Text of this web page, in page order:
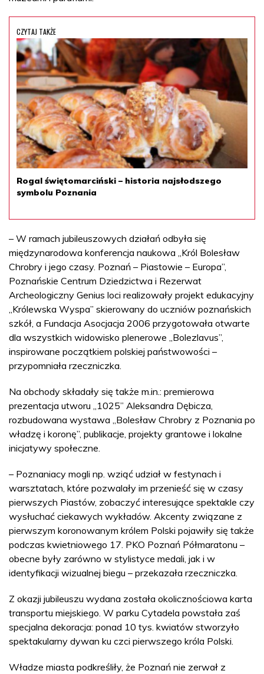
CZYTAJ TAKŻE
Rogal świętomarciński – historia najsłodszego
symbolu Poznania
– W ramach jubileuszowych działań odbyła się
międzynarodowa konferencja naukowa „Król Bolesław
Chrobry i jego czasy. Poznań – Piastowie – Europa”,
Poznańskie Centrum Dziedzictwa i Rezerwat
Archeologiczny Genius loci realizowały projekt edukacyjny
„Królewska Wyspa” skierowany do uczniów poznańskich
szkół, a Fundacja Asocjacja 2006 przygotowała otwarte
dla wszystkich widowisko plenerowe „Bolezlavus”,
inspirowane początkiem polskiej państwowości –
przypomniała rzeczniczka.
Na obchody składały się także m.in.: premierowa
prezentacja utworu „1025” Aleksandra Dębicza,
rozbudowana wystawa „Bolesław Chrobry z Poznania po
władzę i koronę”, publikacje, projekty grantowe i lokalne
inicjatywy społeczne.
– Poznaniacy mogli np. wziąć udział w festynach i
warsztatach, które pozwalały im przenieść się w czasy
pierwszych Piastów, zobaczyć interesujące spektakle czy
wysłuchać ciekawych wykładów. Akcenty związane z
pierwszym koronowanym królem Polski pojawiły się także
podczas kwietniowego 17. PKO Poznań Półmaratonu –
obecne były zarówno w stylistyce medali, jak i w
identyfikacji wizualnej biegu – przekazała rzeczniczka.
Z okazji jubileuszu wydana została okolicznościowa karta
transportu miejskiego. W parku Cytadela powstała zaś
specjalna dekoracja: ponad 10 tys. kwiatów stworzyło
spektakularny dywan ku czci pierwszego króla Polski.
Władze miasta podkreśliły, że Poznań nie zerwał z